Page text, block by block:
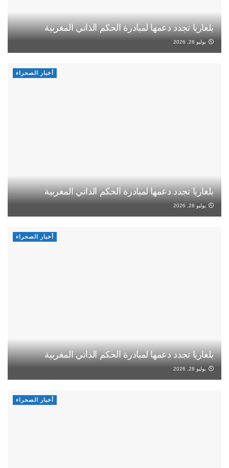
بلغاريا تجدد دعمها لمبادرة الحكم الذاتي المغربية
يوليو 28, 2026
أخبار الصحراء
بلغاريا تجدد دعمها لمبادرة الحكم الذاتي المغربية
يوليو 28, 2026
أخبار الصحراء
بلغاريا تجدد دعمها لمبادرة الحكم الذاتي المغربية
يوليو 28, 2026
أخبار الصحراء